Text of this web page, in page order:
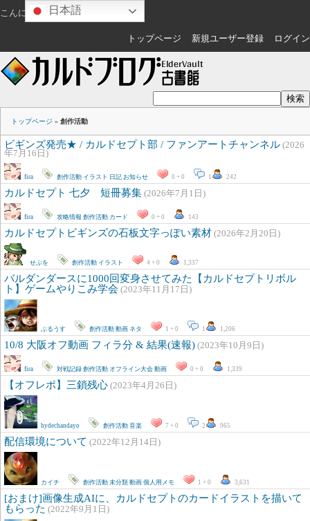
こんにちは ゲスト さん
トップページ 新規ユーザー登録 ログイン
トップページ » 創作活動
ビギンズ発売★ / カルドセプト部 / ファンアートチャンネル (2026
年7月16日)
fira 創作活動 イラスト 日記 お知らせ 0 + 0 1 242
カルドセプト 七夕 短冊募集 (2026年7月1日)
fira 攻略情報 創作活動 カード 0 + 0 143
カルドセプトビギンズの石板文字っぽい素材 (2026年2月20日)
せぷを 創作活動 イラスト 4 + 0 1,337
バルダンダースに1000回変身させてみた【カルドセプトリボル
ト】ゲームやりこみ学会 (2023年11月17日)
ぶるうす 創作活動 動画 ネタ 1 + 0 1 1,206
10/8 大阪オフ動画 フィラ分 & 結果(速報) (2023年10月9日)
fira 対戦記録 創作活動 オフライン大会 動画 0 + 0 1,339
【オフレポ】三鎖残心 (2023年4月26日)
hydechandayo 創作活動 音楽 7 + 0 2 965
配信環境について (2022年12月14日)
カイチ 創作活動 未分類 動画 個人用メモ 1 + 0 3,631
[おまけ]画像生成AIに、カルドセプトのカードイラストを描いて
もらった (2022年9月1日)
日本語